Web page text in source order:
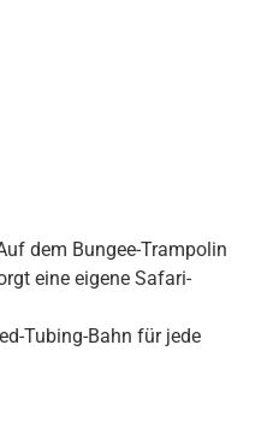
dem Bungee-Trampolin
eine eigene Safari-
Tubing-Bahn für jede